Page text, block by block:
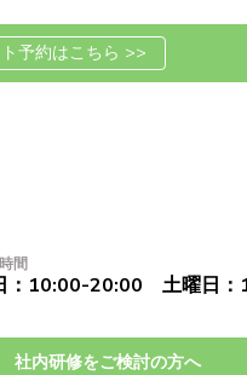
予約はこちら >>
整骨院
間
：10:00-20:00 土曜日
社内研修をご検討の方へ